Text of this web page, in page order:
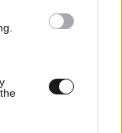
τζίρου. Όσα
ΕΝΦΙΑ και